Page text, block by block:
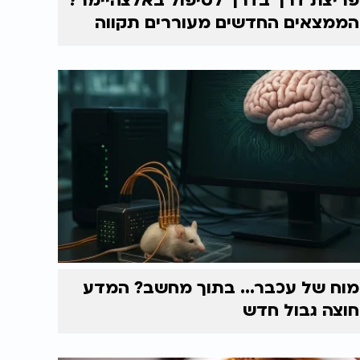
הממצאים החדשים מעוררים תקווה
מוח של עכבר... בתוך מחשב? המדע
חוצה גבול חדש